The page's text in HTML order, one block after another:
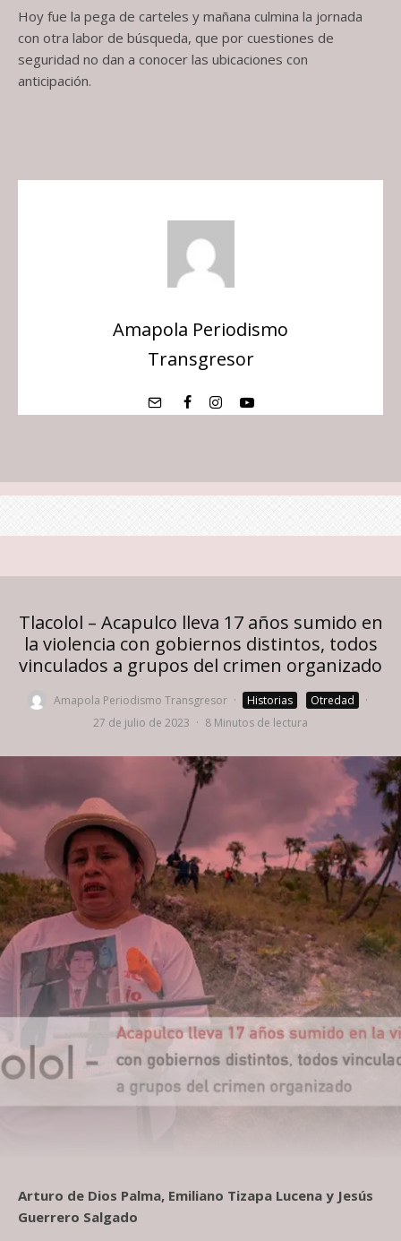
Hoy fue la pega de carteles y mañana culmina la jornada
con otra labor de búsqueda, que por cuestiones de
seguridad no dan a conocer las ubicaciones con
anticipación.
Amapola Periodismo
Transgresor
Tlacolol – Acapulco lleva 17 años sumido en
la violencia con gobiernos distintos, todos
vinculados a grupos del crimen organizado
Amapola Periodismo Transgresor · Historias Otredad
·
27 de julio de 2023 · 8 Minutos de lectura
Arturo de Dios Palma, Emiliano Tizapa Lucena y Jesús
Guerrero Salgado